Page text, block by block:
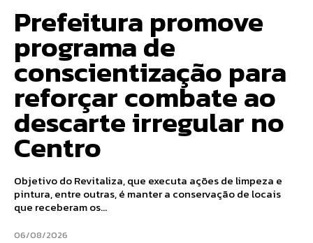
Prefeitura promove
programa de
conscientização para
reforçar combate ao
descarte irregular no
Centro
Objetivo do Revitaliza, que executa ações de limpeza e
pintura, entre outras, é manter a conservação de locais
que receberam os...
06/08/2026